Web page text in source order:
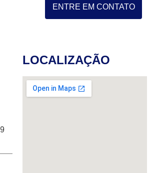
ENTRE EM CONTATO
LOCALIZAÇÃO